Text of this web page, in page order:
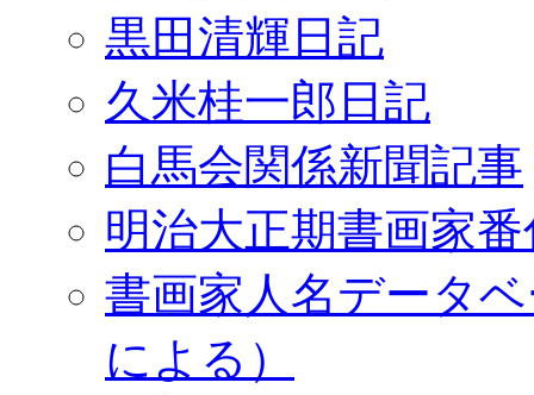
黒田清輝日記
久米桂一郎日記
白馬会関係新聞記事
明治大正期書画家
書画家人名データ
による）